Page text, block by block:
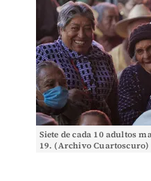
Siete de cada 10 adultos
19. (Archivo Cuartoscuro)